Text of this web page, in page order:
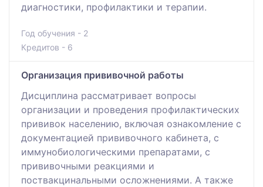
диагностики, профилактики и терапии.
Год обучения - 2
Кредитов - 6
Организация прививочной работы
Дисциплина рассматривает вопросы
организации и проведения профилактических
прививок населению, включая ознакомление с
документацией прививочного кабинета, с
иммунобиологическими препаратами, с
прививочными реакциями и
поствакцинальными осложнениями. А также